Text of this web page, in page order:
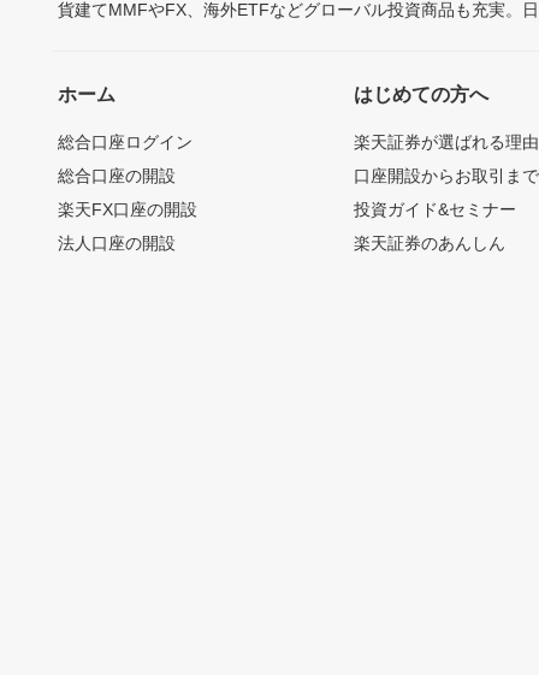
貨建てMMFやFX、海外ETFなどグローバル投資商品も充実。
ホーム
総合口座ログイン
総合口座の開設
楽天FX口座の開設
法人口座の開設
はじめての方へ
楽天証券が選ばれる理由
口座開設からお取引ま
投資ガイド&セミナー
楽天証券のあんしん